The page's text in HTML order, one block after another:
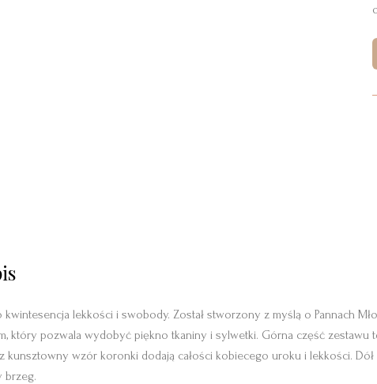
lekkości i swobody. Został stworzony z myślą o Pannach
który pozwala wydobyć piękno tkaniny i sylwetki. Górna część
kunsztowny wzór koronki dodają całości kobiecego uroku i lekkości.
brzeg.